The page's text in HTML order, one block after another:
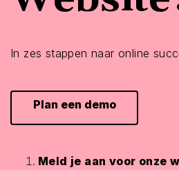
In zes stappen naar online
Plan een demo
Meld je aan voor onze